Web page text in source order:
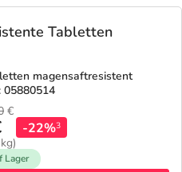
Tabletten
magensaftresistent
05880514
€
-22%3
Lager